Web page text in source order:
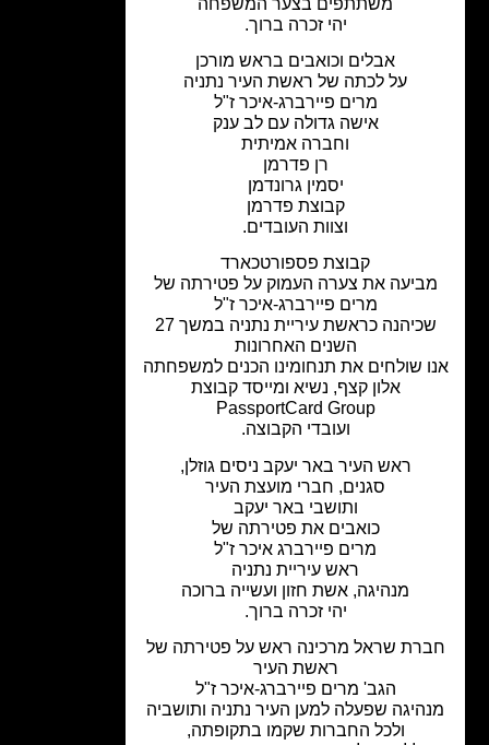
יהי זכרה ברוך.
אבלים וכואבים בראש מורכן
על לכתה של ראשת העיר נתניה
מרים פיירברג-איכר ז"ל
אישה גדולה עם לב ענק
וחברה אמיתית
רן פדרמן
יסמין גרונדמן
קבוצת פדרמן
וצוות העובדים.
קבוצת פספורטכארד
את צערה העמוק על פטירתה של
מרים פיירברג-איכר ז"ל
שכיהנה כראשת עיריית נתניה במשך 27
השנים האחרונות
שולחים את תנחומינו הכנים למשפחתה
אלון קצף, נשיא ומייסד קבוצת
PassportCard Group
ועובדי הקבוצה.
ראש העיר באר יעקב ניסים גוזלן,
סגנים, חברי מועצת העיר
ותושבי באר יעקב
כואבים את פטירתה של
מרים פיירברג איכר ז"ל
ראש עיריית נתניה
מנהיגה, אשת חזון ועשייה ברוכה
יהי זכרה ברוך.
שראל מרכינה ראש על פטירתה של
ראשת העיר
הגב' מרים פיירברג-איכר ז"ל
שפעלה למען העיר נתניה ותושביה
ולכל החברות שקמו בתקופתה,